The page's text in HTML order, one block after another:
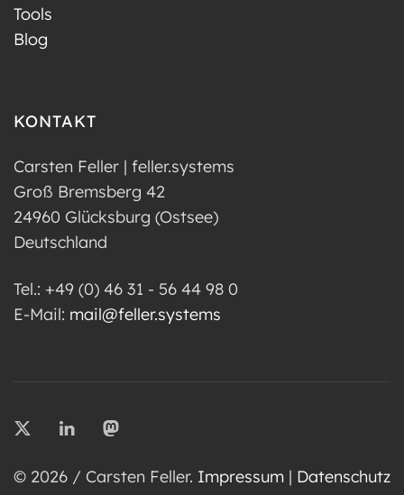
Tools
Blog
KONTAKT
Carsten Feller | feller.systems
Groß Bremsberg 42
24960 Glücksburg (Ostsee)
Deutschland
Tel.: +49 (0) 46 31 - 56 44 98 0
E-Mail: mail@feller.systems
© 2026 / Carsten Feller. Impressum | Datenschutz